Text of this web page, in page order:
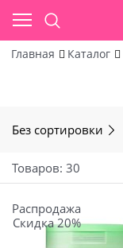
Главная Каталог
Без сортировки
Товаров: 30
Распродажа
Скидка 20%